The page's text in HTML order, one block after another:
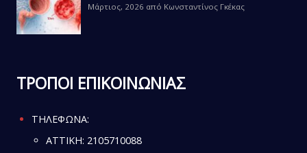
Μάρτιος, 2026 από Κωνσταντίνος Γκέκας
ΤΡΟΠΟΙ ΕΠΙΚΟΙΝΩΝΙΑΣ
ΤΗΛΕΦΩΝΑ:
ATTIKH: 2105710088